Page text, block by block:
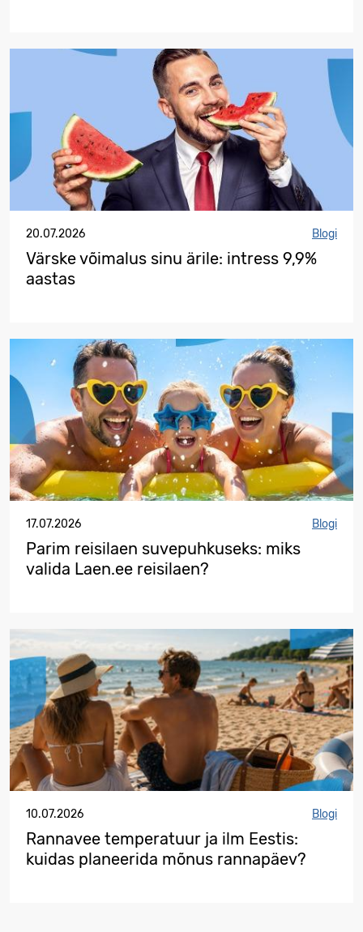
20.07.2026 Blogi
Värske võimalus sinu ärile: intress 9,9%
aastas
17.07.2026 Blogi
Parim reisilaen suvepuhkuseks: miks
valida Laen.ee reisilaen?
10.07.2026 Blogi
Rannavee temperatuur ja ilm Eestis:
kuidas planeerida mõnus rannapäev?